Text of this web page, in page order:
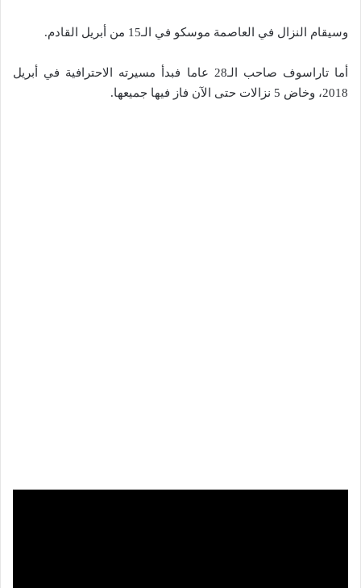
وسيقام النزال في العاصمة موسكو في الـ15 من أبريل القادم.
أما تاراسوف صاحب الـ28 عاما فبدأ مسيرته الاحترافية في أبريل
2018، وخاض 5 نزالات حتى الآن فاز فيها جميعها.